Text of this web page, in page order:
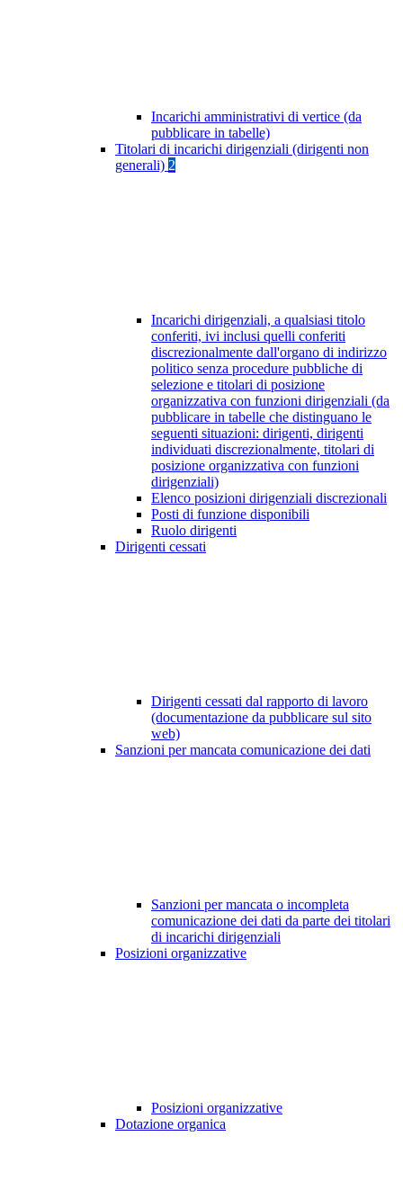
Incarichi amministrativi di vertice (da
pubblicare in tabelle)
Titolari di incarichi dirigenziali (dirigenti non
generali) 2
Incarichi dirigenziali, a qualsiasi titolo
conferiti, ivi inclusi quelli conferiti
discrezionalmente dall'organo di indirizzo
politico senza procedure pubbliche di
selezione e titolari di posizione
organizzativa con funzioni dirigenziali (da
pubblicare in tabelle che distinguano le
seguenti situazioni: dirigenti, dirigenti
individuati discrezionalmente, titolari di
posizione organizzativa con funzioni
dirigenziali)
Elenco posizioni dirigenziali discrezionali
Posti di funzione disponibili
Ruolo dirigenti
Dirigenti cessati
Dirigenti cessati dal rapporto di lavoro
(documentazione da pubblicare sul sito
web)
Sanzioni per mancata comunicazione dei dati
Sanzioni per mancata o incompleta
comunicazione dei dati da parte dei titolari
di incarichi dirigenziali
Posizioni organizzative
Posizioni organizzative
Dotazione organica